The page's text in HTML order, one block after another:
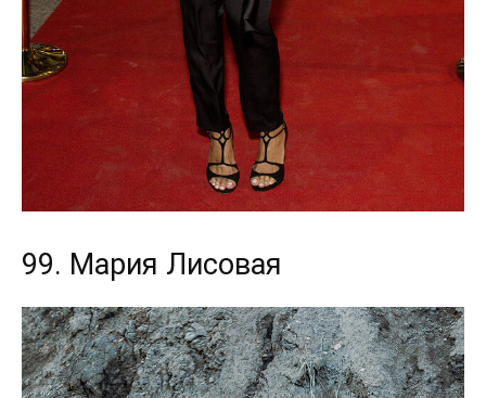
99. Мария Лисовая